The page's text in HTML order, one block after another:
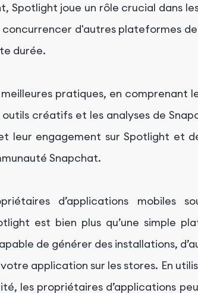
Spotlight joue un rôle crucial dans
d'autres plateformes
durée.
meilleures pratiques, en
créatifs et les analyses de
leur engagement sur Spotlight et
Snapchat.
d’applications mobiles
est bien plus qu’une simple
de générer des installations,
application sur les stores. En
les propriétaires d’applications